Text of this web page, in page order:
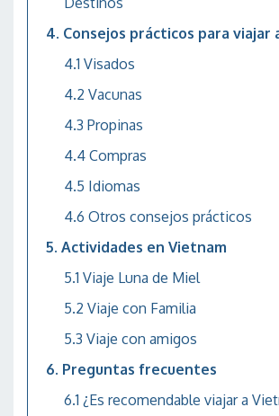
Consejos prácticos para viajar
Visados
Vacunas
Propinas
Compras
Idiomas
Otros consejos prácticos
Actividades en Vietnam
Viaje Luna de Miel
Viaje con Familia
Viaje con amigos
Preguntas frecuentes
¿Es recomendable viajar a